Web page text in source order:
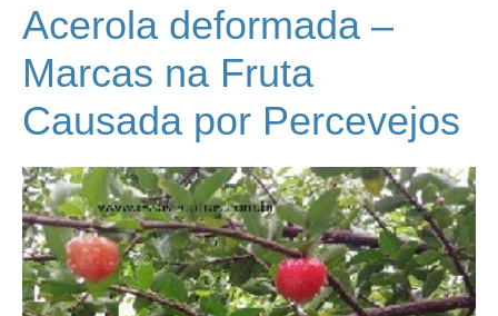
Acerola deformada –
Marcas na Fruta
Causada por Percevejos